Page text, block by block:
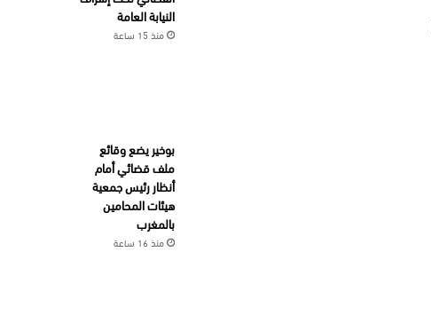
النيابة العامة
منذ 15 ساعة
بوخير يضع وقائع
ملف قضائي أمام
أنظار رئيس جمعية
هيئات المحامين
بالمغرب
منذ 16 ساعة